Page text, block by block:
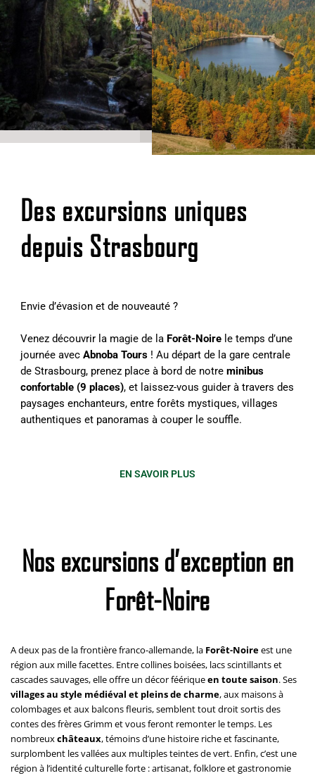
Des excursions uniques
depuis Strasbourg
Envie d’évasion et de nouveauté ?
Venez découvrir la magie de la Forêt-Noire le temps d’une
journée avecAbnoba Tours ! Au départ de la gare centrale
de Strasbourg, prenez place à bord de notreminibus
confortable (9 places), et laissez-vous guider à travers des
paysages enchanteurs, entre forêts mystiques, villages
authentiques et panoramas à couper le souffle.
EN SAVOIR PLUS
Nos excursions d’exception en
Forêt-Noire
A deux pas de la frontière franco-allemande, la Forêt-Noireest une
région aux mille facettes. Entre collines boisées, lacs scintillants et
cascades sauvages, elle offre un décor féériqueen toute saison. Ses
villages au style médiéval et pleins de charme, aux maisons à
colombages et aux balcons fleuris, semblent tout droit sortis des
contes des frères Grimm et vous feront remonter le temps. Les
nombreuxchâteaux, témoins d’une histoire riche et fascinante,
surplombent les vallées aux multiples teintes de vert. Enfin, c’est une
région à l’identité culturelle forte : artisanat, folklore et gastronomie